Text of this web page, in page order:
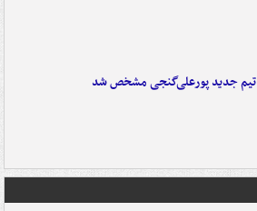
تیم جدید پورعلی‌گنجی مشخص شد